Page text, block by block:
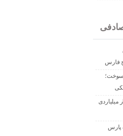
فارس
سوخت؛
ملی نفت؛ جریمه ۲۸۷ هزار میلیاردی
پارس